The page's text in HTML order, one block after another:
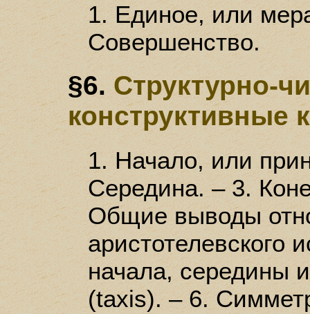
1. Единое, или
Совершенство.
§6. Структурно-
конструктивные
1. Начало, или
Середина. – 3.
Общие выводы
аристотелевского
начала, середины
(taxis). – 6.